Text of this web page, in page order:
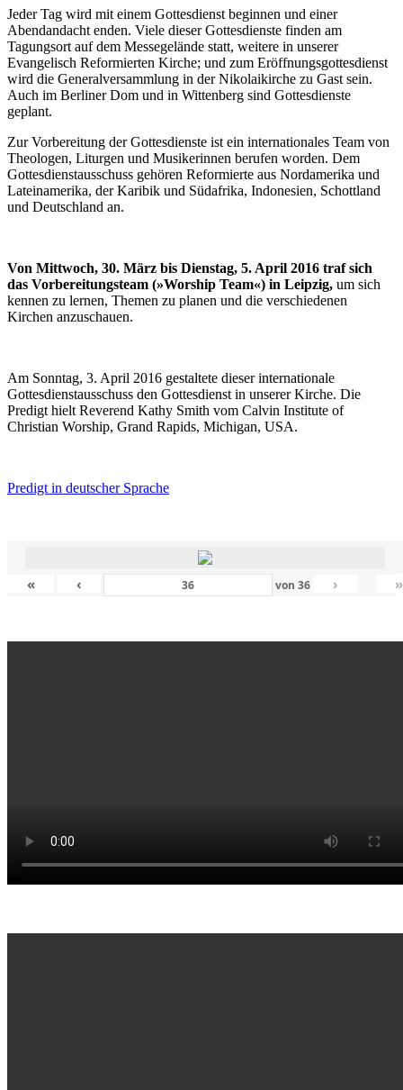
Jeder Tag wird mit einem Gottesdienst beginnen und einer
Abendandacht enden. Viele dieser Gottesdienste finden am
Tagungsort auf dem Messegelände statt, weitere in unserer
Evangelisch Reformierten Kirche; und zum Eröffnungsgottesdienst
wird die Generalversammlung in der Nikolaikirche zu Gast sein.
Auch im Berliner Dom und in Wittenberg sind Gottesdienste
geplant.
Zur Vorbereitung der Gottesdienste ist ein internationales Team von
Theologen, Liturgen und Musikerinnen berufen worden. Dem
Gottesdienstausschuss gehören Reformierte aus Nordamerika und
Lateinamerika, der Karibik und Südafrika, Indonesien, Schottland
und Deutschland an.
Von Mittwoch, 30. März bis Dienstag, 5. April 2016 traf sich
das Vorbereitungsteam (»Worship Team«) in Leipzig, um sich
kennen zu lernen, Themen zu planen und die verschiedenen
Kirchen anzuschauen.
Am Sonntag, 3. April 2016 gestaltete dieser internationale
Gottesdienstausschuss den Gottesdienst in unserer Kirche. Die
Predigt hielt Reverend Kathy Smith vom Calvin Institute of
Christian Worship, Grand Rapids, Michigan, USA.
Predigt in deutscher Sprache
« ‹ von36 › »